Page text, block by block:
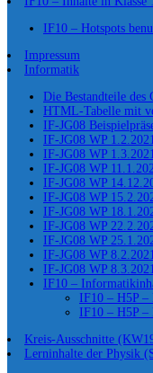
IF10 – Hotspots
Impressum
Informatik
Die Bestandteile des
HTML-Tabelle mit
IF-JG08
IF-JG08 WP
IF-JG08 WP
IF-JG08 WP
IF-JG08 WP
IF-JG08 WP
IF-JG08 WP
IF-JG08 WP
IF-JG08 WP
IF-JG08 WP
IF-JG08 WP
IF10 –
IF10 – H5P –
IF10 – H5P
Kreis-Ausschnitte
Lerninhalte der Physik